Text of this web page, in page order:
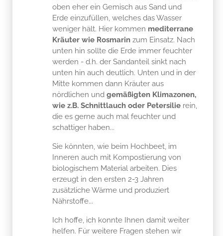
weniger hält. Hier kommen mediterrane
Kräuter wie Rosmarinzum Einsatz. Nach
unten hin sollte die Erde immer feuchter
werden - d.h. der Sandanteil sinkt nach
unten hin auch deutlich. Unten und in der
Mitte kommen dann Kräuter aus
nördlichen undgemäßigten Klimazonen,
wie z.B. Schnittlauch oder Petersilie
die es gerne auch mal feuchter und
schattiger haben...
Sie könnten, wie beim Hochbeet, im
Inneren auch mit Kompostierung von
biologischem Material arbeiten. Dies
erzeugt in den ersten 2-3 Jahren
zusätzliche Wärme und produziert
Nährstoffe...
Ich hoffe, ich konnte Ihnen damit weiter
Ihnen jederzeit gerne zur Verfügung. Bitte
einfach auf diese Mail antworten...